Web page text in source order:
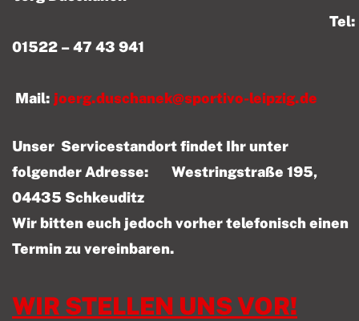
Tel:
01522 – 47 43 941
Mail: joerg.duschanek@sportivo-leipzig.de
Unser Servicestandort findet Ihr unter
folgender Adresse: Westringstraße 195,
04435 Schkeuditz
Wir bitten euch jedoch vorher telefonisch einen
Termin zu vereinbaren.
WIR STELLEN UNS VOR!